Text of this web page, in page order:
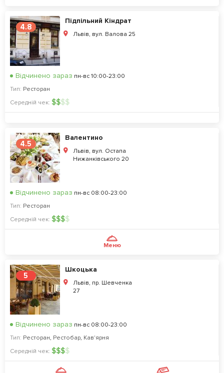
4.8
Підпільний Кіндрат
Львів, вул. Валова 25
Відчинено зараз пн-вс 10:00-23:00
Тип: Ресторан
Середній чек: $$$$
4.5
Валентино
Львів, вул. Остапа
Нижанківського 20
Відчинено зараз пн-вс 08:00-23:00
Тип: Ресторан
Середній чек: $$$$
Меню
5
Шкоцька
Львів, пр. Шевченка
27
Відчинено зараз пн-вс 08:00-23:00
Тип: Ресторан, Рестобар, Кав'ярня
Середній чек: $$$$